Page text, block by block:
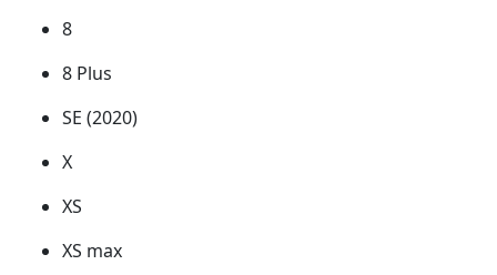
8
8 Plus
SE (2020)
X
XS
XS max